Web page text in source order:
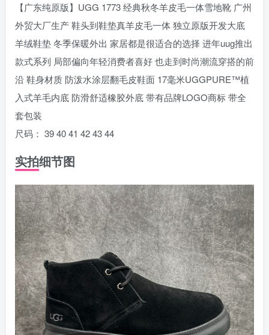
【广东纯原版】UGG 1773 经典秋冬羊皮毛一体雪地靴 广州
外贸大厂生产 鞋头到鞋垫真羊皮毛一体 独立原版开发大底
羊绒鞋垫 冬季保暖外出 家居都是很适合的选择 进年uug推出
款式系列 局部偏向年轻消费者喜好 也走到时尚潮流穿搭的前
沿 鞋身材质 防泼水涂层翻毛皮鞋面 17毫米UGGPURE™植
入式羊毛内底 防滑舒适橡胶外底 带有品牌LOGO商标 带全
套包装
尺码： 39 40 41 42 43 44
实拍细节图